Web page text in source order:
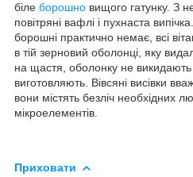
біле борошно вищого гатунку. З
повітряні вафлі і пухнаста
борошні практично немає, всі
в тій зерновий оболонці, яку
на щастя, оболонку не викидають
виготовляють. Вівсяні висівки
вони містять безліч необхідних
мікроелементів.
Приховати